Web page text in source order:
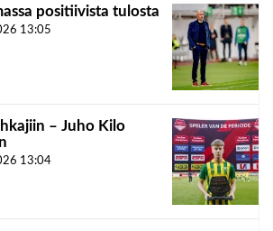
positiivista tulosta
13:05
– Juho Kilo
13:04